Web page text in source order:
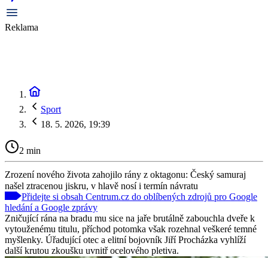
Reklama
Sport
18. 5. 2026, 19:39
2 min
Zrození nového života zahojilo rány z oktagonu: Český samuraj
našel ztracenou jiskru, v hlavě nosí i termín návratu
Přidejte si obsah Centrum.cz do oblíbených zdrojů pro Google
hledání a Google zprávy
Zničující rána na bradu mu sice na jaře brutálně zabouchla dveře k
vytouženému titulu, příchod potomka však rozehnal veškeré temné
myšlenky. Úřadující otec a elitní bojovník Jiří Procházka vyhlíží
další krutou zkoušku uvnitř ocelového pletiva.